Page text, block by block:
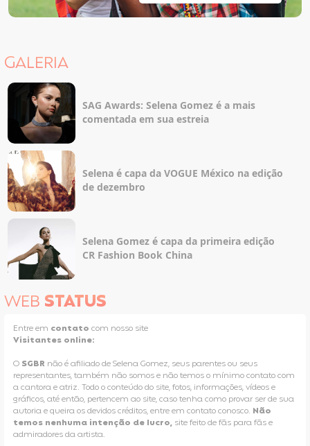
GALERIA
SAG Awards: Selena Gomez é a mais
comentada em sua estreia
Selena é capa da VOGUE México na edição
de dezembro
Selena Gomez é capa da primeira edição
CR Fashion Book China
WEB STATUS
Entre em contato com nosso site
Visitantes online:
O SGBR não é afiliado de Selena Gomez, seus parentes ou seus
representantes, também não somos e não temos o mínimo contato com
a cantora e atriz. Todo o conteúdo do site, fotos, informações, vídeos e
gráficos, até então, pertencem ao site, caso tenha como provar ser de sua
autoria e queira os devidos créditos, entre em contato conosco. Não
temos nenhuma intenção de lucro, site feito de fãs para fãs e
admiradores da artista.